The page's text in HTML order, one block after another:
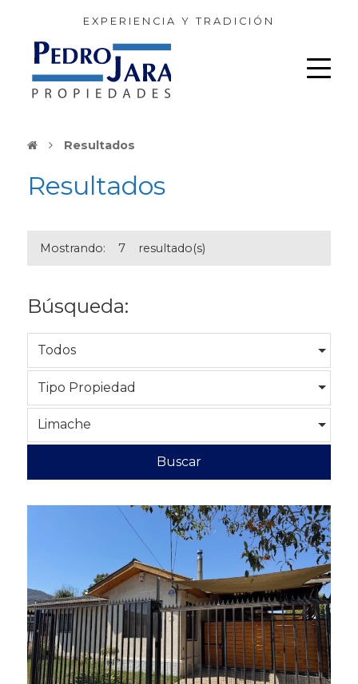
EXPERIENCIA Y TRADICIÓN
Resultados
Resultados
Mostrando: 7 resultado(s)
Búsqueda:
Todos
Tipo Propiedad
Limache
Buscar